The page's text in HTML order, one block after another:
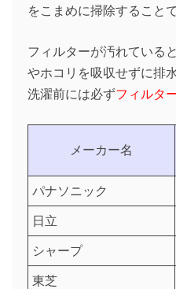
をこまめに掃除することで
フィルターが汚れている
やホコリを吸収せずに排
洗濯前には必ずフィルタ
メーカー名
パナソニック
日立
シャープ
東芝